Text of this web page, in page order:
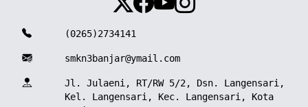
(0265)2734141
smkn3banjar@ymail.com
Jl. Julaeni, RT/RW 5/2, Dsn. Langensari,
Kel. Langensari, Kec. Langensari, Kota